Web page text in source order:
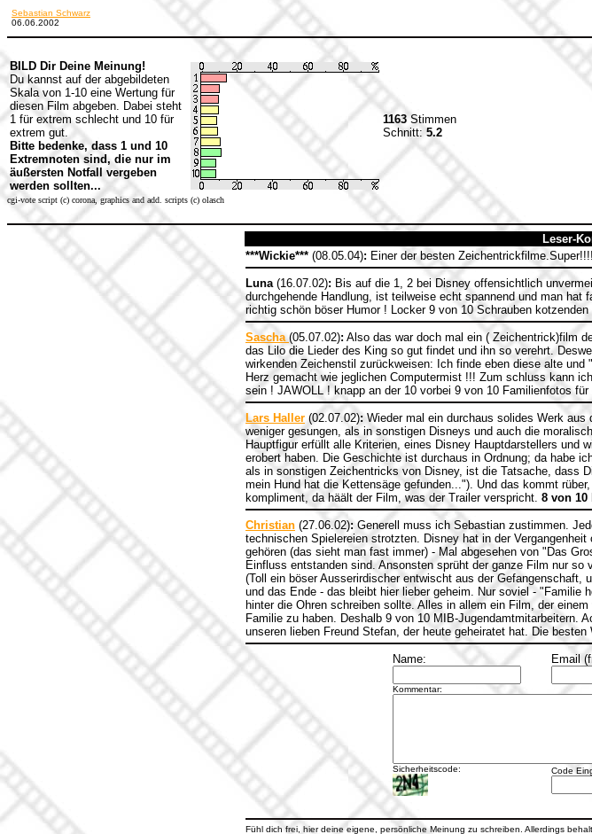
Sebastian Schwarz
06.06.2002
BILD Dir Deine Meinung!
Du kannst auf der abgebildeten
Skala von 1-10 eine Wertung für
diesen Film abgeben. Dabei steht
1 für extrem schlecht und 10 für
extrem gut.
Bitte bedenke, dass 1 und 10
Extremnoten sind, die nur im
äußersten Notfall vergeben
werden sollten...
1163 Stimmen
Schnitt: 5.2
cgi-vote script (c) corona, graphics and add. scripts (c) olasch
Leser-
***Wickie*** (08.05.04): Einer der besten
Luna(16.07.02): Bis auf die 1, 2 bei Disney offensichtlich
durchgehende Handlung, ist teilweise echt spannend und man
richtig schön böser Humor ! Locker 9 von 10 Schrauben kotzenden
Sascha(05.07.02): Also das war doch mal ein ( Zeichentrick)film
das Lilo die Lieder des King so gut findet und ihn so verehrt.
wirkenden Zeichenstil zurückweisen: Ich finde eben diese alte
Herz gemacht wie jeglichen Computermist !!! Zum schluss kann
sein ! JAWOLL ! knapp an der 10 vorbei 9 von 10 Familienfotos für
Lars Haller (02.07.02): Wieder mal ein durchaus solides Werk
weniger gesungen, als in sonstigen Disneys und auch die
Hauptfigur erfüllt alle Kriterien, eines Disney Hauptdarstellers und
erobert haben. Die Geschichte ist durchaus in Ordnung; da habe
als in sonstigen Zeichentricks von Disney, ist die Tatsache, dass
mein Hund hat die Kettensäge gefunden..."). Und das kommt
kompliment, da häält der Film, was der Trailer verspricht. 8 von 10
Christian (27.06.02): Generell muss ich Sebastian zustimmen.
technischen Spielereien strotzten. Disney hat in der
gehören (das sieht man fast immer) - Mal abgesehen von "Das
Einfluss entstanden sind. Ansonsten sprüht der ganze Film nur
(Toll ein böser Ausserirdischer entwischt aus der
und das Ende - das bleibt hier lieber geheim. Nur soviel - "Familie
hinter die Ohren schreiben sollte. Alles in allem ein Film, der
Familie zu haben. Deshalb 9 von 10 MIB-Jugendamtmitarbeitern.
unseren lieben Freund Stefan, der heute geheiratet hat. Die
Name: Email
Kommentar:
Sicherheitscode: Code
Fühl dich frei, hier deine eigene, persönliche Meinung zu schreiben. Allerdings